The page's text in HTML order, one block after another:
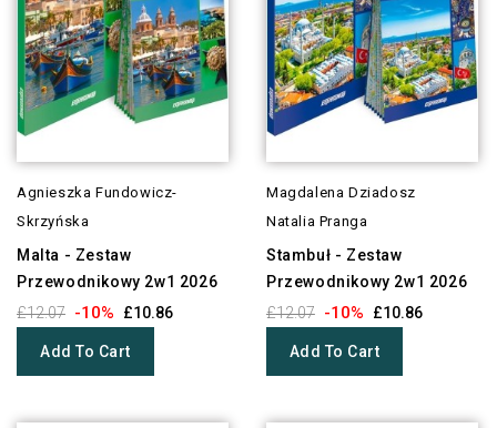
Agnieszka Fundowicz-
Skrzyńska
Malta - Zestaw
Przewodnikowy 2w1 2026
£12.07 -10% £10.86
Add To Cart
Magdalena Dziadosz
Natalia Pranga
Stambuł - Zestaw
Przewodnikowy 2w1 2026
£12.07 -10% £10.86
Add To Cart